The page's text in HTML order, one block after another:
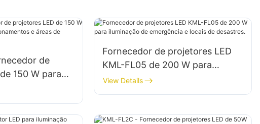
de
150 W para
Fornecedor de projetores LED
KML-FL05 de 200 W para
iluminação de emergência e
locais de desastres.
View Details